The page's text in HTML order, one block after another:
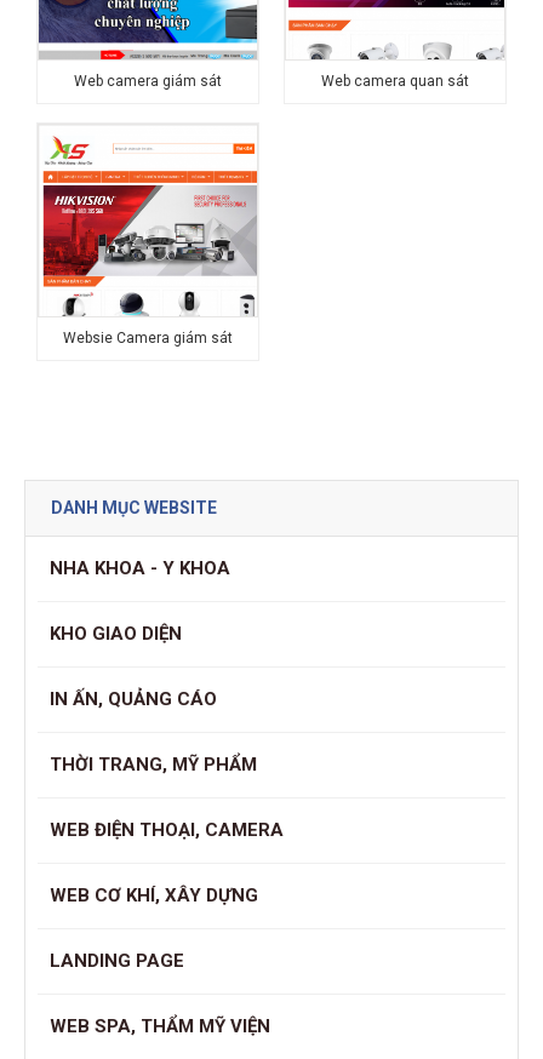
Web camera giám sát Web camera quan sát
Websie Camera giám sát
DANH MỤC WEBSITE
NHA KHOA - Y KHOA
KHO GIAO DIỆN
IN ẤN, QUẢNG CÁO
THỜI TRANG, MỸ PHẨM
WEB ĐIỆN THOẠI, CAMERA
WEB CƠ KHÍ, XÂY DỰNG
LANDING PAGE
WEB SPA, THẨM MỸ VIỆN